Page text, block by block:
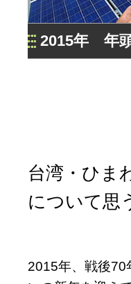
2015年 年
台湾・ひま
について思
2015年、戦後70